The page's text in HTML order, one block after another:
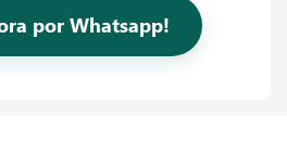
por Whatsapp!